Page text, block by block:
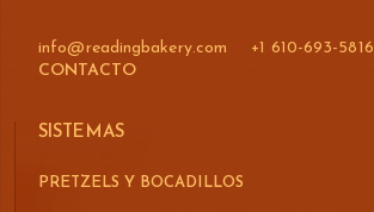
info@readingbakery.com
+1 610-693-5816
CONTACTO
SISTEMAS
PRETZELS Y BOCADILLOS